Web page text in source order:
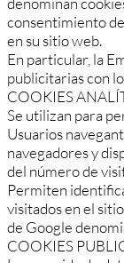
consentimiento
en su sitio web.
En particular, la
publicitarias con
COOKIES
Se utilizan para
Usuarios
navegadores y
del número de
Permiten
visitados en el
de Google
COOKIES